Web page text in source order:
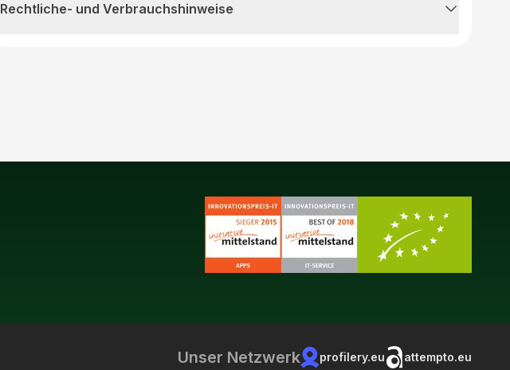
Rechtliche- und Verbrauchshinweise
Unser Netzwerk profilery.eu attempto.eu